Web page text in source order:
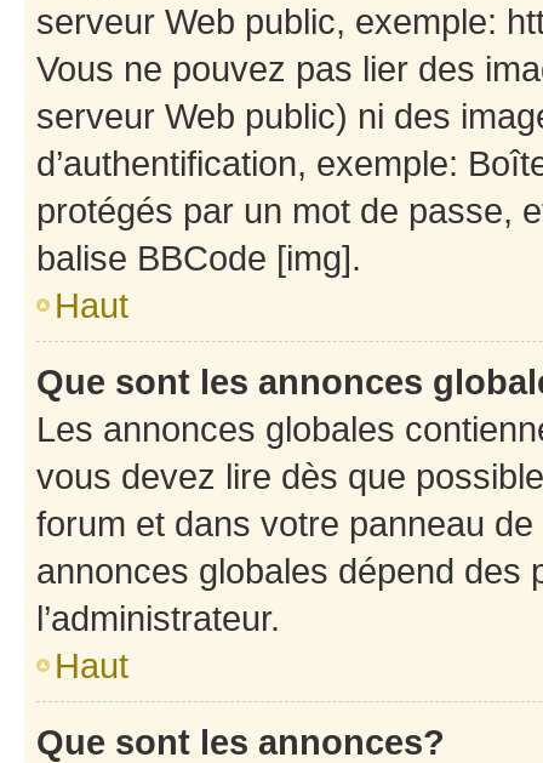
serveur Web public, exemple:
Vous ne pouvez pas lier des
serveur Web public) ni des
d’authentification, exemple:
protégés par un mot de passe,
balise BBCode [img].
Haut
Que sont les annonces
Les annonces globales
vous devez lire dès que
forum et dans votre panneau
annonces globales dépend des
l’administrateur.
Haut
Que sont les annonces?